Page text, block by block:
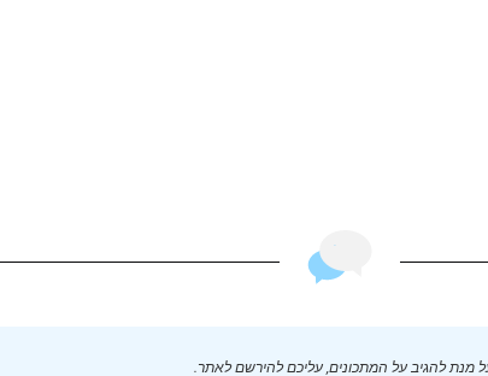
מנת להגיב על המתכונים, עליכם להירשם לאתר.